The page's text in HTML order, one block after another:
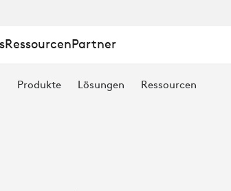
RessourcenPartner
Produkte Lösungen Ressourcen